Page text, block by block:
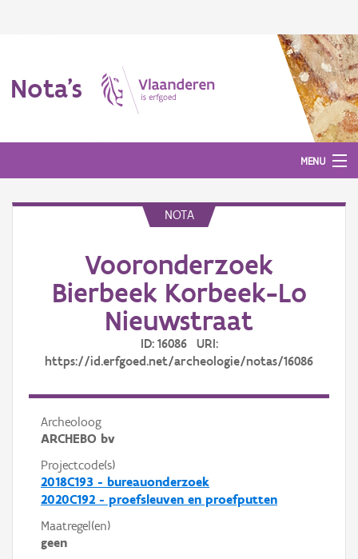
Nota's
MENU
NOTA
Vooronderzoek
Bierbeek Korbeek-Lo
Nieuwstraat
ID: 16086 URI:
https://id.erfgoed.net/archeologie/notas/16086
Archeoloog
ARCHEBO bv
Projectcode(s)
2018C193 - bureauonderzoek
2020C192 - proefsleuven en proefputten
Maatregel(en)
geen